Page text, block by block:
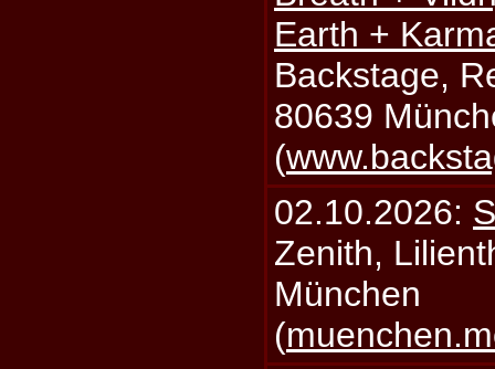
Earth +
Backstage,
80639
(
02.10.2026:
Zenith,
München
(